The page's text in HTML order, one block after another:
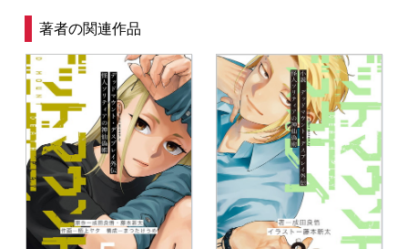
著者の関連作品